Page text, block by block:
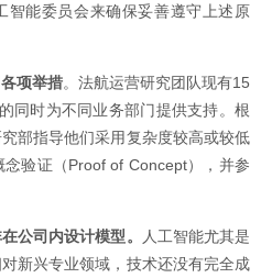
智能委员会来确保妥善遵守上述原
项举措。法航运营研究团队现有15
同时为不同业务部门提供支持。根
部指导他们采用复杂度较高或较低
验证（Proof of Concept），并参
公司内设计模型。
人工智能尤其是
新兴专业领域，技术还没有完全成